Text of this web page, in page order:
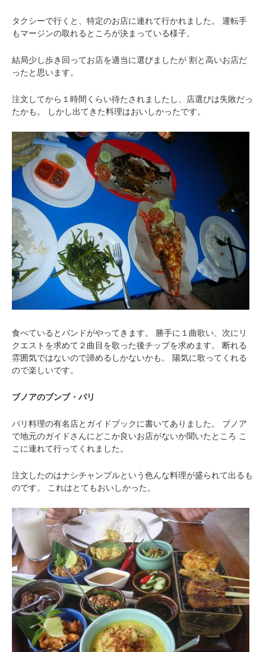
タクシーで行くと、特定のお店に連れて行かれました。
運転手
もマージンの取れるところが決まっている様子。
結局少し歩き回ってお店を適当に選びましたが 割と高いお店だ
ったと思います。
注文してから１時間くらい待たされましたし、店選びは失敗だっ
たかも。
しかし出てきた料理はおいしかったです。
食べているとバンドがやってきます。
勝手に１曲歌い、次にリ
クエストを求めて２曲目を歌った後チップを求めます。
断れる
雰囲気ではないので諦めるしかないかも。
陽気に歌ってくれる
ので楽しいです。
ブノアのブンブ・バリ
バリ料理の有名店とガイドブックに書いてありました。
ブノア
で地元のガイドさんにどこか良いお店がないか聞いたところ こ
こに連れて行ってくれました。
注文したのはナシチャンプルという色んな料理が盛られて出るも
のです。
これはとてもおいしかった。